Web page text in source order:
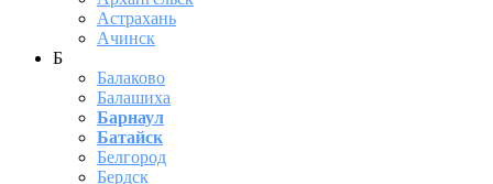
Астрахань
Ачинск
Б
Балаково
Балашиха
Барнаул
Батайск
Белгород
Бердск